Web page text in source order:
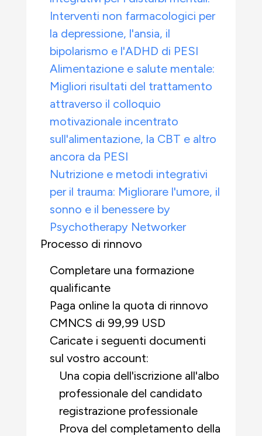
Interventi non farmacologici per
la depressione, l'ansia, il
bipolarismo e l'ADHD di PESI
Alimentazione e salute mentale:
Migliori risultati del trattamento
attraverso il colloquio
motivazionale incentrato
sull'alimentazione, la CBT e altro
ancora da PESI
Nutrizione e metodi integrativi
per il trauma: Migliorare l'umore, il
sonno e il benessere by
Psychotherapy Networker
Processo di rinnovo
Completare una formazione
qualificante
Paga online la quota di rinnovo
CMNCS di 99,99 USD
Caricate i seguenti documenti
sul vostro account:
Una copia dell'iscrizione all'albo
professionale del candidato
registrazione professionale
Prova del completamento della